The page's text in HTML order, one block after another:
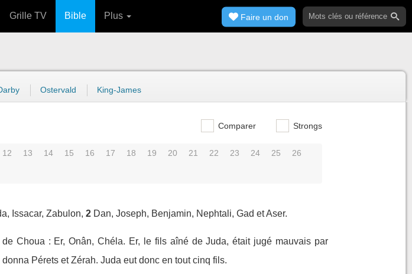
Grille TV Bible Plus Faire un don
Ostervald King-James
Comparer Strongs
12 13 14 15 16 17 18 19 20 21 22 23 24 25 26
Issacar, Zabulon, 2 Dan, Joseph, Benjamin, Nephtali, Gad et Aser.
Choua : Er, Onân, Chéla. Er, le fils aîné de Juda, était jugé mauvais par
Pérets et Zérah. Juda eut donc en tout cinq fils.